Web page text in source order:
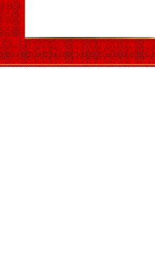
一的以八字命理为依据的专业
命理起名网，玄术子大师由80
年代就开始举办周易八字，八